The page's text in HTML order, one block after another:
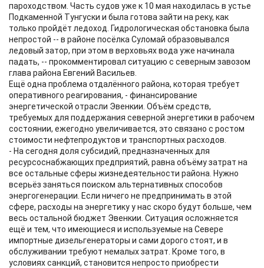
пароходством. Часть судов уже к 10 мая находилась в устье
Подкаменной Тунгуски и была готова зайти на реку, как
только пройдёт ледоход. Гидрологическая обстановка была
непростой -- в районе посёлка Суломай образовывался
ледовый затор, при этом в верховьях вода уже начинала
падать, -- прокомментировал ситуацию с северным завозом
глава района Евгений Васильев.
Ещё одна проблема отдалённого района, которая требует
оперативного реагирования, - финансирование
энергетической отрасли Эвенкии. Объём средств,
требуемых для поддержания северной энергетики в рабочем
состоянии, ежегодно увеличивается, это связано с ростом
стоимости нефтепродуктов и транспортных расходов.
- На сегодня доля субсидий, предназначенных для
ресурсоснабжающих предприятий, равна объёму затрат на
все остальные сферы жизнедеятельности района. Нужно
всерьёз заняться поиском альтернативных способов
энергогенерации. Если ничего не предпринимать в этой
сфере, расходы на энергетику у нас скоро будут больше, чем
весь остальной бюджет Эвенкии. Ситуация осложняется
ещё и тем, что имеющиеся и используемые на Севере
импортные дизельгенераторы и сами дорого стоят, и в
обслуживании требуют немалых затрат. Кроме того, в
условиях санкций, становится непросто приобрести